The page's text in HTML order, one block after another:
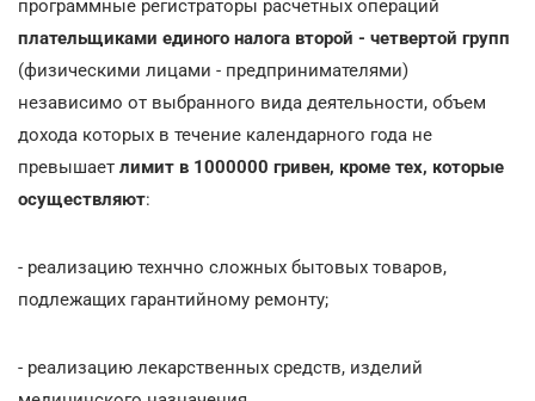
программные регистраторы расчетных операций
плательщиками единого налога второй - четвертой групп
(физическими лицами - предпринимателями)
независимо от выбранного вида деятельности, объем
дохода которых в течение календарного года не
превышает лимит в 1000000 гривен, кроме тех, которые
осуществляют:
- реализацию технчно сложных бытовых товаров,
подлежащих гарантийному ремонту;
- реализацию лекарственных средств, изделий